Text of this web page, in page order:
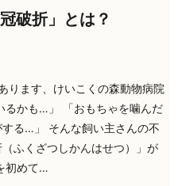
冠破折」とは？
ります、けいこくの森動物病院
るかも…」 「おもちゃを噛んだ
る…」 そんな飼い主さんの不
ふくざつしかんはせつ）」が
初めて…